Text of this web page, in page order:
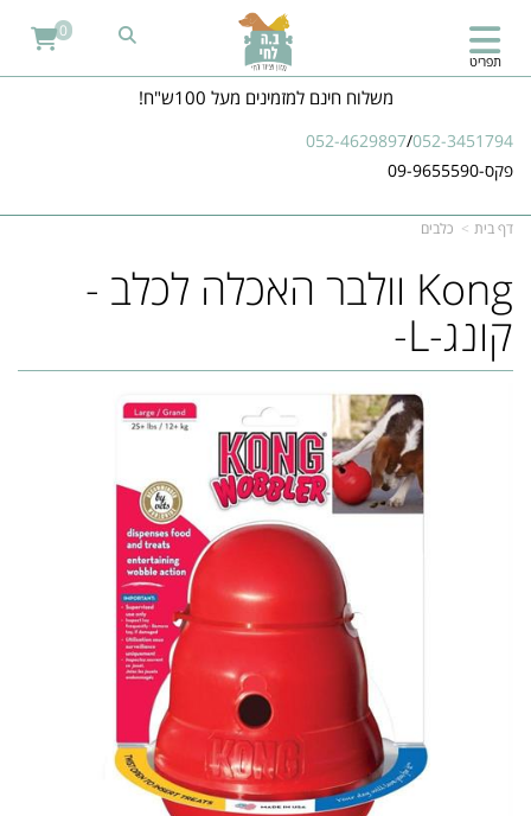
משלוח חינם למזמינים מעל 100ש"ח!
052-4629897/052-3451794
פקס-09-9655590
תפריט
0
דף בית כלבים
Kong וולבר האכלה לכלב -
קונג-L-